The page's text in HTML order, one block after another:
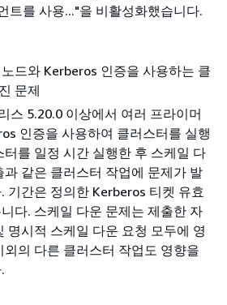
트를 사용..."을 비활성화했습니다.
드와 Kerberos 인증을 사용하는 클
문제
스 5.20.0 이상에서 여러 프라이머
인증을 사용하여 클러스터를 실행
를 일정 시간 실행한 후 스케일 다
과 같은 클러스터 작업에 문제가 발
기간은 정의한 Kerberos 티켓 유효
다. 스케일 다운 문제는 제출한 자
명시적 스케일 다운 요청 모두에 영
외의 다른 클러스터 작업도 영향을